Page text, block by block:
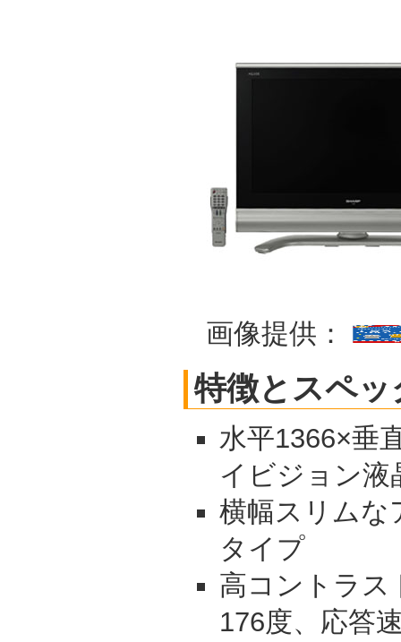
画像提供：
特徴とスペッ
水平1366×垂
イビジョン液
横幅スリムな
タイプ
高コントラス
176度、応答